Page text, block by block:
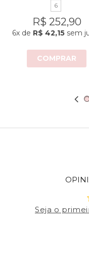
6
R$ 252,90
6x de R$ 42,15 sem
COMPRAR
Seja o